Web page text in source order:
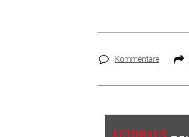
Kommentare